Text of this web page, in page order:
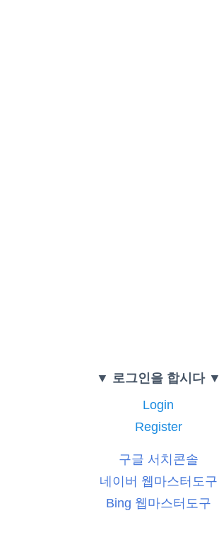
▼ 로그인을 합시다 ▼
Login
Register
구글 서치콘솔
네이버 웹마스터도구
Bing 웹마스터도구